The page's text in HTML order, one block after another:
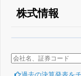
株式情報
詳しく見られる無
登録すると永久